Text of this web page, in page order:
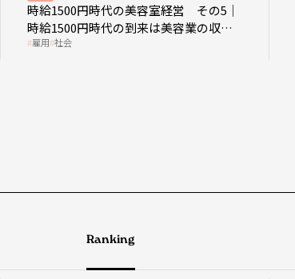
時給1500円時代の美容室経営 その5｜
時給1500円時代の到来は美容業の収益
構造を見直す契機
雇用 社会
Ranking